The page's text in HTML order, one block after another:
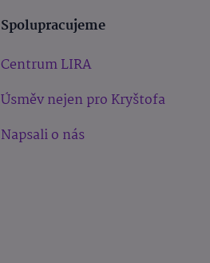
Spolupracujeme
Centrum LIRA
Úsměv nejen pro Kryštofa
Napsali o nás